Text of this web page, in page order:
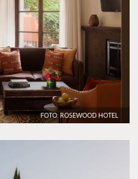
FOTO: ROSEWOOD HOTEL